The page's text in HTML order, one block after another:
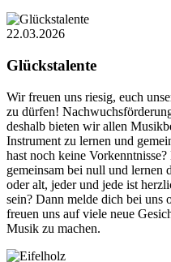
22.03.2026
Glückstalente
Wir freuen uns riesig, euch
zu dürfen!
deshalb bieten wir allen
Instrument zu lernen und
hast noch keine
gemeinsam bei null und
oder alt, jeder und jede ist
sein? Dann melde dich bei
freuen uns auf viele neue
Musik zu machen.